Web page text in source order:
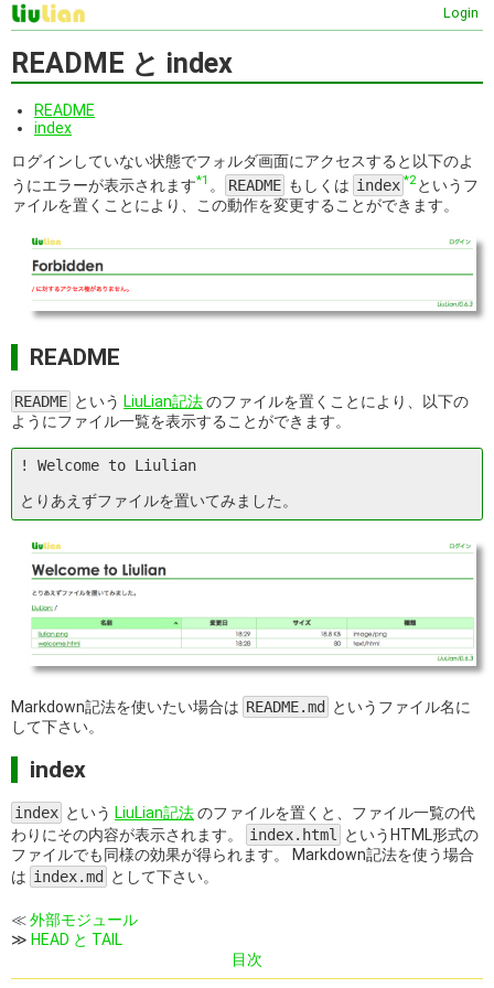
Login
README と index
README
index
ログインしていない状態でフォルダ画面にアクセスすると以下のよ
うにエラーが表示されます*1 。 README もしくは index *2というフ
ァイルを置くことにより、この動作を変更することができます。
README
README という LiuLian記法のファイルを置くことにより、以下の
ようにファイル一覧を表示することができます。
! Welcome to Liulian
とりあえずファイルを置いてみました。
Markdown記法を使いたい場合は README.md
というファイル名に
して下さい。
index
index という LiuLian記法のファイルを置くと、ファイル一覧の代
わりにその内容が表示されます。
index.html というHTML形式の
ファイルでも同様の効果が得られます。 Markdown記法を使う場合
は index.md として下さい。
外部モジュール
HEAD と TAIL
目次